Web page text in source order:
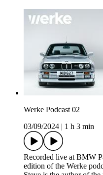
Werke Podcast 02
03/09/2024
1 h 3 min
Recorded live at BMW
edition of the Werke